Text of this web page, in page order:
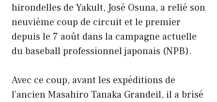
hirondelles de Yakult, José Osuna, a relié son
neuvième coup de circuit et le premier
depuis le 7 août dans la campagne actuelle
du baseball professionnel japonais (NPB).
Avec ce coup, avant les expéditions de
l’ancien Masahiro Tanaka Grandeil, il a brisé